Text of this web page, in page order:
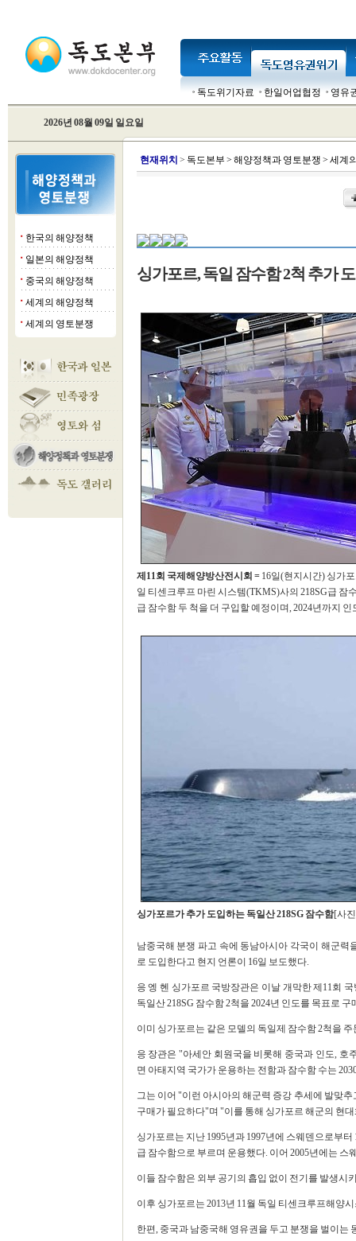
독도위기자료 한일어업협정 영유
2026년 08월 09일 일요일
■ 한국의 해양정책
■ 일본의 해양정책
■ 중국의 해양정책
■ 세계의 해양정책
■ 세계의 영토분쟁
현재위치 > 독도본부 > 해양정책과 영토분쟁 > 세계
싱가포르, 독일 잠수함 2척 추가
제11회 국제해양방산전시회 =16일(현지시간) 싱가
일 티센크루프 마린 시스템(TKMS)사의 218SG급 잠
급 잠수함 두 척을 더 구입할 예정이며, 2024년까지
싱가포르가 추가 도입하는 독일산 218SG 잠수함[사
남중국해 분쟁 파고 속에 동남아시아 각국이 해군
로 도입한다고 현지 언론이 16일 보도했다.
응 엥 헨 싱가포르 국방장관은 이날 개막한 제11회
독일산 218SG 잠수함 2척을 2024년 인도를 목표로
이미 싱가포르는 같은 모델의 독일제 잠수함 2척을
응 장관은 "아세안 회원국을 비롯해 중국과 인도,
면 아태지역 국가가 운용하는 전함과 잠수함 수는
그는 이어 "이런 아시아의 해군력 증강 추세에 발맞
구매가 필요하다"며 "이를 통해 싱가포르 해군의 현
싱가포르는 지난 1995년과 1997년에 스웨덴으로부
급 잠수함으로 부르며 운용했다. 이어 2005년에는
이들 잠수함은 외부 공기의 흡입 없이 전기를 발생시
이후 싱가포르는 2013년 11월 독일 티센크루프해양
한편, 중국과 남중국해 영유권을 두고 분쟁을 벌이는